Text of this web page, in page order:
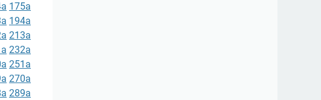
175a
194a
213a
232a
251a
270a
289a